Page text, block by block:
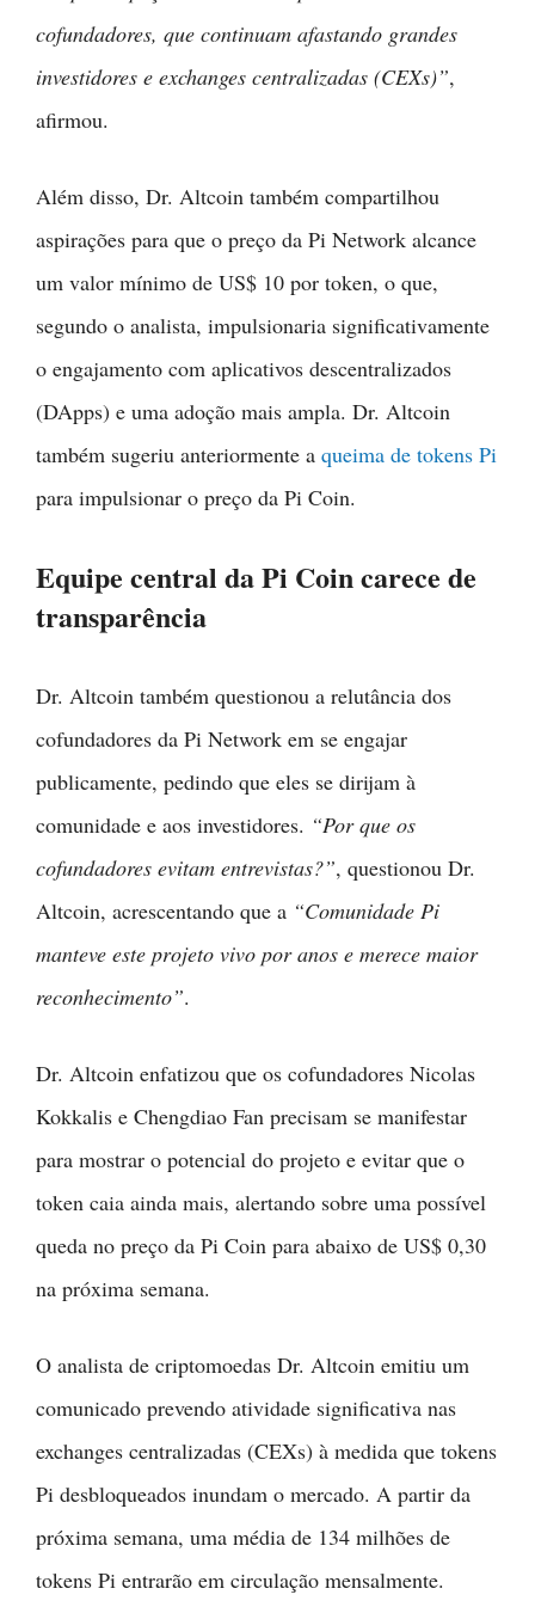
cofundadores, que continuam afastando grandes
investidores e exchanges centralizadas (CEXs)”,
afirmou.
Além disso, Dr. Altcoin também compartilhou
aspirações para que o preço da Pi Network alcance
um valor mínimo de US$ 10 por token, o que,
segundo o analista, impulsionaria significativamente
o engajamento com aplicativos descentralizados
(DApps) e uma adoção mais ampla. Dr. Altcoin
também sugeriu anteriormente a queima de tokens Pi
para impulsionar o preço da Pi Coin.
Equipe central da Pi Coin carece de
transparência
Dr. Altcoin também questionou a relutância dos
cofundadores da Pi Network em se engajar
publicamente, pedindo que eles se dirijam à
comunidade e aos investidores. “Por que os
cofundadores evitam entrevistas?”, questionou Dr.
Altcoin, acrescentando que a “Comunidade Pi
manteve este projeto vivo por anos e merece maior
reconhecimento”.
Dr. Altcoin enfatizou que os cofundadores Nicolas
Kokkalis e Chengdiao Fan precisam se manifestar
para mostrar o potencial do projeto e evitar que o
token caia ainda mais, alertando sobre uma possível
queda no preço da Pi Coin para abaixo de US$ 0,30
na próxima semana.
O analista de criptomoedas Dr. Altcoin emitiu um
comunicado prevendo atividade significativa nas
exchanges centralizadas (CEXs) à medida que tokens
Pi desbloqueados inundam o mercado. A partir da
próxima semana, uma média de 134 milhões de
tokens Pi entrarão em circulação mensalmente.